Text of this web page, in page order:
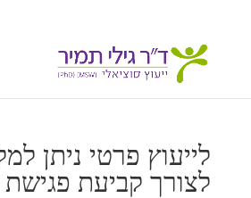
לייעוץ פרטי ניתן
לצורך קביעת פגישת